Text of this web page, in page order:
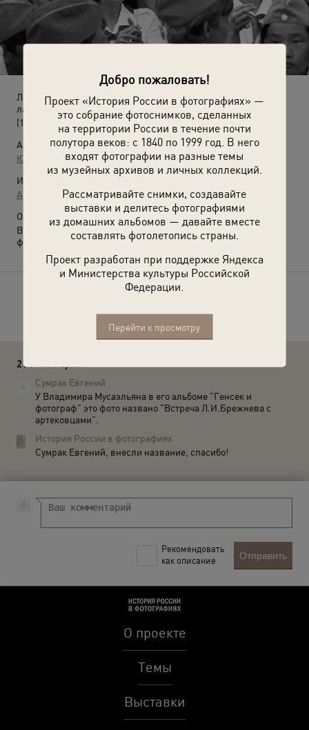
Добро пожаловать!
Проект «История России в фотографиях» —
это собрание фотоснимков, сделанных
на территории России в течение почти
полутора веков: с 1840 по 1999 год. В него
входят фотографии на разные темы
из музейных архивов и личных коллекций.
Рассматривайте снимки, создавайте
выставки и делитесь фотографиями
из домашних альбомов — давайте вместе
составлять фотолетопись страны.
Проект разработан при поддержке Яндекса
и Министерства культуры Российской
Федерации.
Перейти к просмотру
Леонид Брежнев среди пионеров Всесоюзного пионерского
лагеря «Артек»
(1979 год)
Автор:
Юрий Абрамочкин
Источники:
Архив Юрия Абрамочкина
О фотографии:
Выставка
«Юрий Абрамочкин. Гений фотоочерков»
фотографией.
2 комментария
Сумрак Евгений
У Владимира Мусаэльяна в его альбоме "Генсек и
фотограф" это фото названо "Встреча Л.И.Брежнева с
артековцами".
История России в фотографиях
Сумрак Евгений, внесли название, спасибо!
Рекомендовать
как описание
Отправить
О проекте
Темы
Выставки